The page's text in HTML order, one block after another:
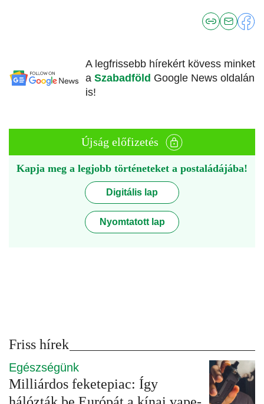
A legfrissebb hírekért kövess minket
a Szabadföld Google News oldalán
is!
Újság előfizetés
Kapja meg a legjobb történeteket a postaládájába!
Digitális lap
Nyomtatott lap
Friss hírek
Egészségünk
Milliárdos feketepiac: Így